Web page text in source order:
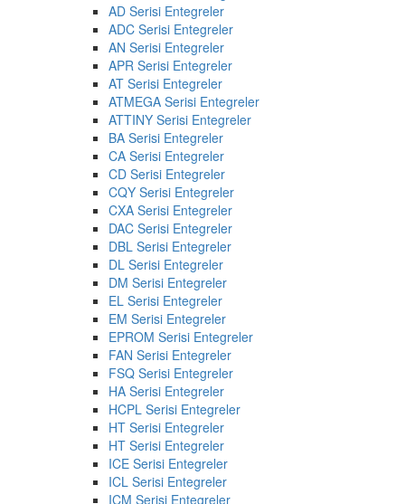
AD Serisi Entegreler
ADC Serisi Entegreler
AN Serisi Entegreler
APR Serisi Entegreler
AT Serisi Entegreler
ATMEGA Serisi Entegreler
ATTINY Serisi Entegreler
BA Serisi Entegreler
CA Serisi Entegreler
CD Serisi Entegreler
CQY Serisi Entegreler
CXA Serisi Entegreler
DAC Serisi Entegreler
DBL Serisi Entegreler
DL Serisi Entegreler
DM Serisi Entegreler
EL Serisi Entegreler
EM Serisi Entegreler
EPROM Serisi Entegreler
FAN Serisi Entegreler
FSQ Serisi Entegreler
HA Serisi Entegreler
HCPL Serisi Entegreler
HT Serisi Entegreler
HT Serisi Entegreler
ICE Serisi Entegreler
ICL Serisi Entegreler
ICM Serisi Entegreler